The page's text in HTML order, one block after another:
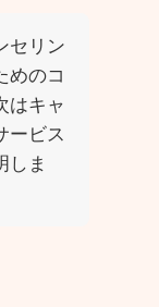
セリン
めのコ
はキャ
ービス
しま